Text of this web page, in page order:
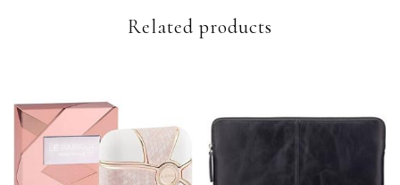
Related products